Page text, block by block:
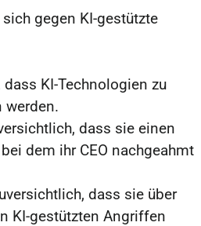
gegen KI-gestützte
KI-Technologien zu
werden.
dass sie einen
dem ihr CEO nachgeahmt
dass sie über
KI-gestützten Angriffen